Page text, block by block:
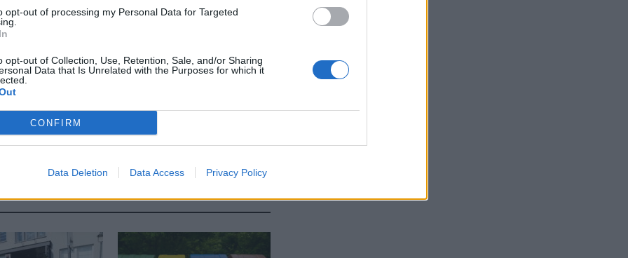
opt-out of processing my Personal Data for Targeted
opt-out of Collection, Use, Retention, Sale, and/or Sharing
Data that Is Unrelated with the Purposes for which it
CONFIRM
Data Deletion Data Access Privacy Policy
student záchrana
Závěr června byl ve znamení dopravních nehod